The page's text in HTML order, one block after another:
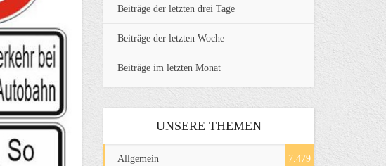
Beiträge der letzten drei Tage
Beiträge der letzten Woche
Beiträge im letzten Monat
UNSERE THEMEN
Allgemein 7.479